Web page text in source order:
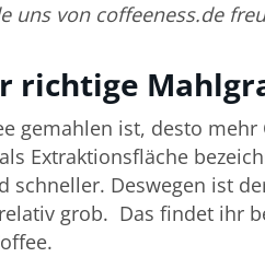
uns von coffeeness.de
richtige
gemahlen ist, desto
Extraktionsfläche
schneller. Deswegen ist
grob. Das findet ihr